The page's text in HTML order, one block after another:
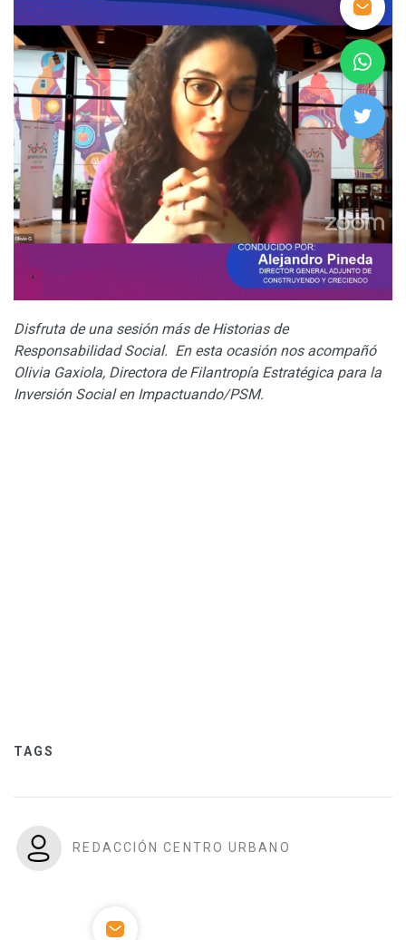
Disfruta de una sesión más de Historias de
Responsabilidad Social. En esta ocasión nos acompañó
Olivia Gaxiola, Directora de Filantropía Estratégica para la
Inversión Social en Impactuando/PSM.
TAGS
REDACCIÓN CENTRO URBANO